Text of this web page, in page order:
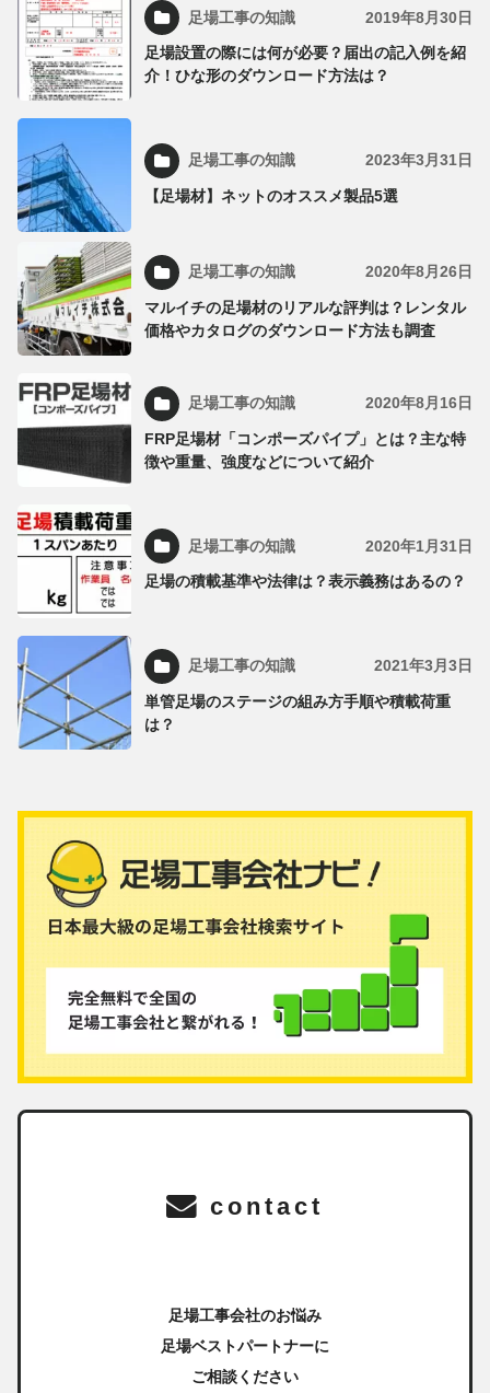
足場工事の知識 2019年8月30日
足場設置の際には何が必要？届出の記入例を紹
介！ひな形のダウンロード方法は？
足場工事の知識 2023年3月31日
【足場材】ネットのオススメ製品5選
足場工事の知識 2020年8月26日
マルイチの足場材のリアルな評判は？レンタル
価格やカタログのダウンロード方法も調査
足場工事の知識 2020年8月16日
FRP足場材「コンポーズパイプ」とは？主な特
徴や重量、強度などについて紹介
足場工事の知識 2020年1月31日
足場の積載基準や法律は？表示義務はあるの？
足場工事の知識 2021年3月3日
単管足場のステージの組み方手順や積載荷重
は？
contact
足場工事会社のお悩み
足場ベストパートナーに
ご相談ください